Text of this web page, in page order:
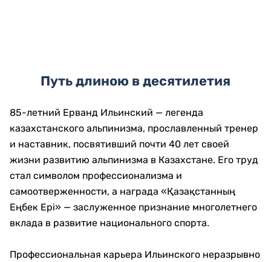
Путь длиною в десятилетия
85-летний Ерванд Ильинский — легенда
казахстанского альпинизма, прославленный тренер
и наставник, посвятивший почти 40 лет своей
жизни развитию альпинизма в Казахстане. Его труд
стал символом профессионализма и
самоотверженности, а награда «Қазақстанның
Еңбек Ері» — заслуженное признание многолетнего
вклада в развитие национального спорта.
Профессиональная карьера Ильинского неразрывно